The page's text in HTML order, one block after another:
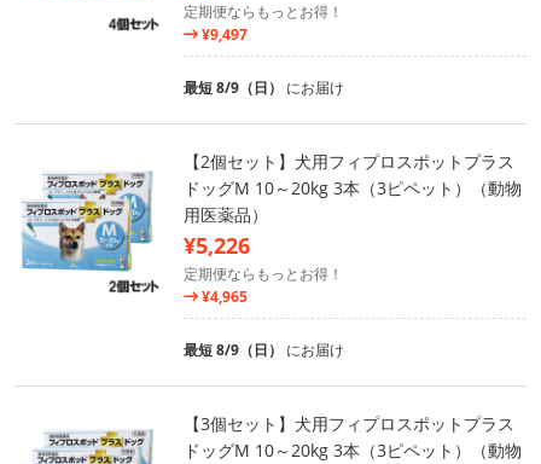
定期便ならもっとお得！
¥9,497
最短 8/9（日） にお届け
【2個セット】犬用フィプロスポットプラス
ドッグM 10～20kg 3本（3ピペット）（動物
用医薬品）
¥5,226
定期便ならもっとお得！
¥4,965
最短 8/9（日） にお届け
【3個セット】犬用フィプロスポットプラス
ドッグM 10～20kg 3本（3ピペット）（動物